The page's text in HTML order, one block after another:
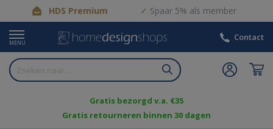
HDS Premium Spaar 5% als member
MENU
Contact
Gratis bezorgd v.a. €35
Gratis retourneren binnen 30 dagen